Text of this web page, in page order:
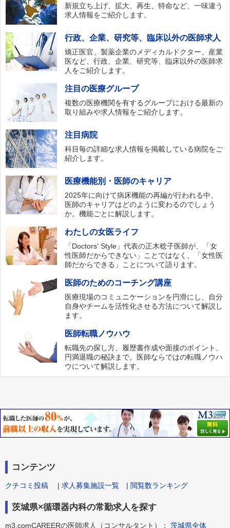
新規立ち上げ、拡大、再生、特命など、一味違う
求人情報をご紹介します。
行政、企業、研究等、臨床以外の医師求人
矯正医官、製薬企業のメディカルドクター、産業
医など、行政、企業、研究等、臨床以外の医師求
人をご紹介します。
注目の医療グループ
複数の医療機関を有するグループにおける最新の
取り組みや求人情報をご紹介します。
注目病院
科目毎の詳細な求人情報を掲載している病院をご
紹介します。
医療機能別・医師のキャリア
2025年に向けて病床機能の再編が行われる中、
医師のキャリアはどのように変わるのでしょう
か。機能ごとに解説します。
わたしの女医ライフ
「Doctors‘ Style」代表の正木稔子医師が、「女
性医師だからできない」ことではなく、「女性医
師だからできる」ことについて語ります。
医師のためのコーチング講座
医療現場のコミュニケーションを円滑にし、自分
自身やチームを活性化させる方法について解説し
ます。
医師転職ノウハウ
転職先の探し方、履歴書作成や面接のポイント、
円満退職の秘訣まで。医師ならではの転職ノウハ
ウについて解説します。
コンテンツ
クチコミ投稿 | 求人募集施設一覧 | 閲覧数ランキング
茨城県×循環器内科の常勤求人を探す
m3.comCAREERの医師求人（コンサルタント）： 茨城県全体